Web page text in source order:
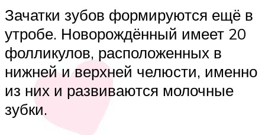
Зачатки зубов формируются ещё в
утробе. Новорождённый имеет 20
фолликулов, расположенных в
нижней и верхней челюсти, именно
из них и развиваются молочные
зубки.